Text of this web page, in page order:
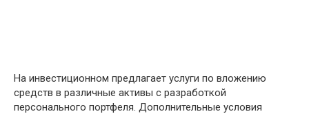
На инвестиционном предлагает услуги по вложению
средств в различные активы с разработкой
персонального портфеля. Дополнительные условия